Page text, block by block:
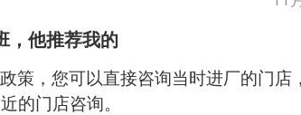
，他推荐我的
策，您可以直接咨询当时进厂的门店
的门店咨询。